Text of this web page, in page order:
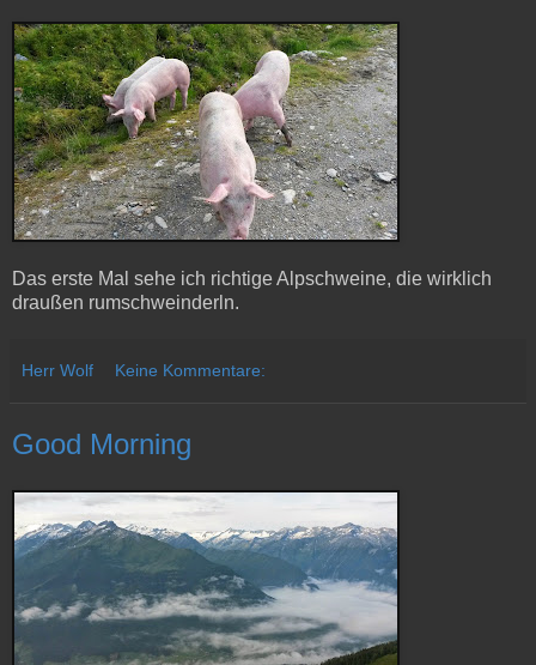
Das erste Mal sehe ich richtige Alpschweine, die wirklich
draußen rumschweinderln.
Herr Wolf Keine Kommentare:
Good Morning